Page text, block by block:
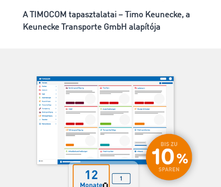
A TIMOCOM tapasztalatai – Timo Keunecke, a
Keunecke Transporte GmbH alapítója